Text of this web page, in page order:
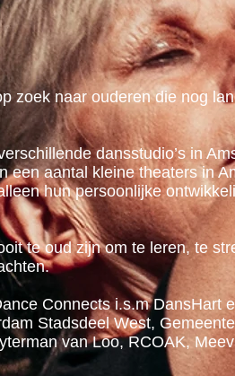
zoek naar ouderen die nog
dansstudio’s in
een aantal kleine theaters in
hun persoonlijke
te oud zijn om te leren, te
Connects i.s.m DansHart
Stadsdeel West,
van Loo, RCOAK,